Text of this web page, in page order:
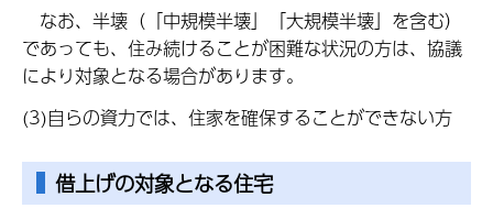
なお、半壊（「中規模半壊」「大規模半壊」を含む）
であっても、住み続けることが困難な状況の方は、協議
により対象となる場合があります。
(3)自らの資力では、住家を確保することができない方
借上げの対象となる住宅